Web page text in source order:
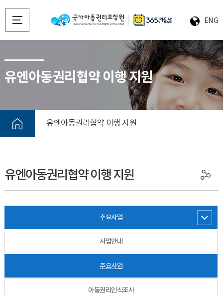
ENG
유엔아동권리협약 이행 지원
유엔아동권리협약 이행 지원
유엔아동권리협약 이행 지원
주요사업
사업안내
주요사업
아동권리인식조사